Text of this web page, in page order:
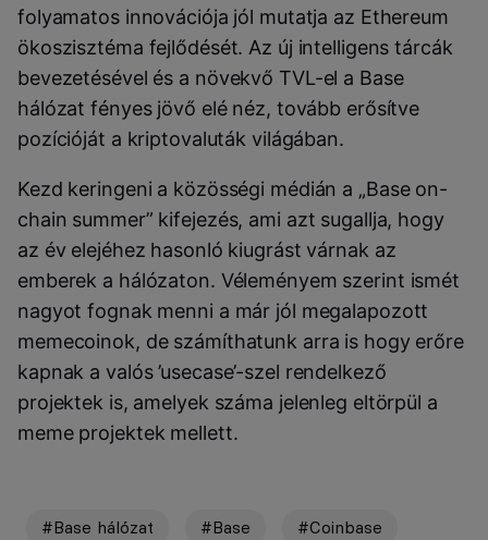
folyamatos innovációja jól mutatja az Ethereum
ökoszisztéma fejlődését. Az új intelligens tárcák
bevezetésével és a növekvő TVL-el a Base
hálózat fényes jövő elé néz, tovább erősítve
pozícióját a kriptovaluták világában.
Kezd keringeni a közösségi médián a „Base on-
chain summer” kifejezés, ami azt sugallja, hogy
az év elejéhez hasonló kiugrást várnak az
emberek a hálózaton. Véleményem szerint ismét
nagyot fognak menni a már jól megalapozott
memecoinok, de számíthatunk arra is hogy erőre
kapnak a valós ’usecase’-szel rendelkező
projektek is, amelyek száma jelenleg eltörpül a
meme projektek mellett.
#Base hálózat #Base
#Coinbase